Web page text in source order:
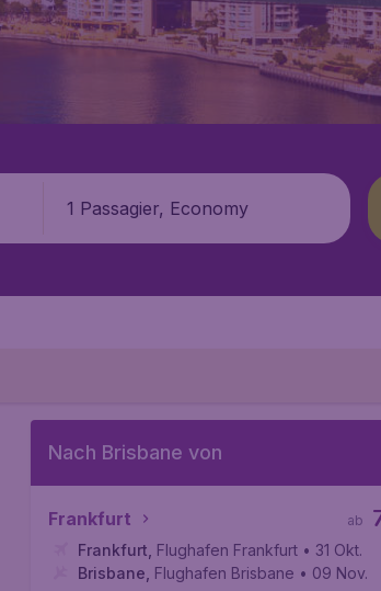
1 Passagier, Economy
Nach Brisbane von
Frankfurt ab
Frankfurt Flughafen Frankfurt • 31 Okt.
Brisbane Flughafen Brisbane • 09 Nov.